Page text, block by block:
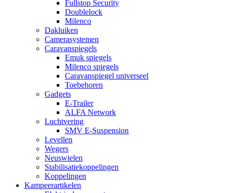
Fullstop Security
Doublelock
Milenco
Dakluiken
Camerasystemen
Caravanspiegels
Emuk spiegels
Milenco spiegels
Caravanspiegel universeel
Toebehoren
Gadgets
E-Trailer
ALFA Network
Luchtvering
SMV E-Suspension
Levellen
Wegers
Neuswielen
Stabilisatiekoppelingen
Koppelingen
Kampeerartikelen